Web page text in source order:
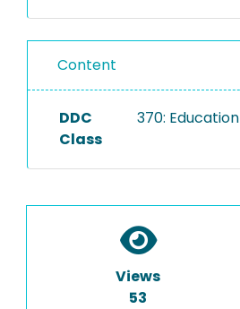
Content
DDC
Class
370: Education
Views
53